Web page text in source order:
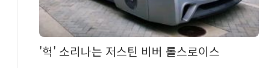
'헉' 소리나는 저스틴 비버 롤스로이스